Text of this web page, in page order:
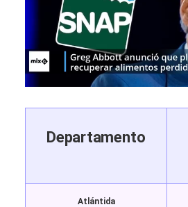
Departamento
Atlántida